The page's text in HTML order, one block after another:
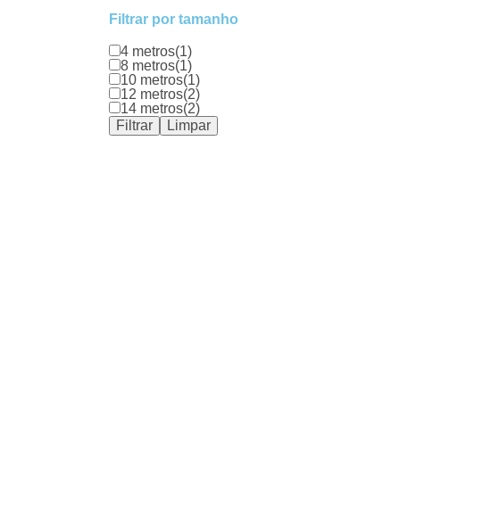
Filtrar por tamanho
4 metros(1)
8 metros(1)
10 metros(1)
12 metros(2)
14 metros(2)
Filtrar
Limpar